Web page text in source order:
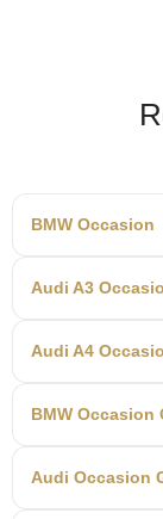
BMW Occasion
Audi A3
Audi A4
BMW Occasion
Audi Occasion